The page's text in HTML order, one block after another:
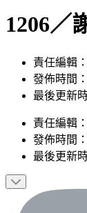
1206／
責任編輯
發佈時間
最後更新
責任編輯 ：
發佈時間：
最後更新